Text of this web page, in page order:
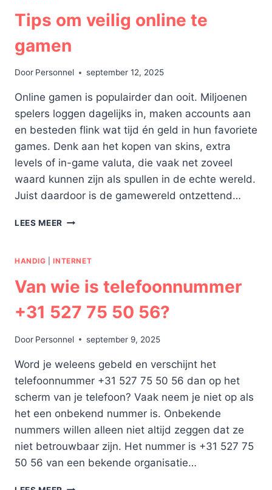
Tips om veilig online te
gamen
Door Personnel september 12, 2025
Online gamen is populairder dan ooit. Miljoenen
spelers loggen dagelijks in, maken accounts aan
en besteden flink wat tijd én geld in hun favoriete
games. Denk aan het kopen van skins, extra
levels of in-game valuta, die vaak net zoveel
waard kunnen zijn als spullen in de echte wereld.
Juist daardoor is de gamewereld ontzettend…
LEES MEER TIPS
ONLINE
GAMEN
HANDIG |INTERNET
Van wie is telefoonnummer
+31 527 75 50 56?
Door Personnel september 9, 2025
Word je weleens gebeld en verschijnt het
telefoonnummer +31 527 75 50 56 dan op het
scherm van je telefoon? Vaak neem je niet op als
het een onbekend nummer is. Onbekende
nummers willen alleen niet altijd zeggen dat ze
niet betrouwbaar zijn. Het nummer is +31 527 75
50 56 van een bekende organisatie…
VAN